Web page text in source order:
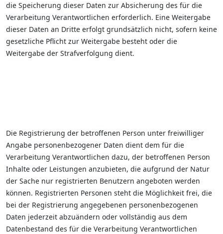
die Speicherung dieser Daten zur Absicherung des für die
Verarbeitung Verantwortlichen erforderlich. Eine Weitergabe
dieser Daten an Dritte erfolgt grundsätzlich nicht, sofern keine
gesetzliche Pflicht zur Weitergabe besteht oder die
Weitergabe der Strafverfolgung dient.
Die Registrierung der betroffenen Person unter freiwilliger
Angabe personenbezogener Daten dient dem für die
Verarbeitung Verantwortlichen dazu, der betroffenen Person
Inhalte oder Leistungen anzubieten, die aufgrund der Natur
der Sache nur registrierten Benutzern angeboten werden
können. Registrierten Personen steht die Möglichkeit frei, die
bei der Registrierung angegebenen personenbezogenen
Daten jederzeit abzuändern oder vollständig aus dem
Datenbestand des für die Verarbeitung Verantwortlichen